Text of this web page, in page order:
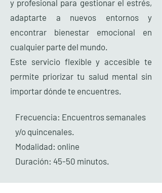
y profesional para gestionar el estrés,
adaptarte a nuevos entornos y
encontrar bienestar emocional en
cualquier parte del mundo.
Este servicio flexible y accesible te
permite priorizar tu salud mental sin
importar dónde te encuentres.
Frecuencia: Encuentros semanales
y/o quincenales.
Modalidad: online
Duración: 45-50 minutos.